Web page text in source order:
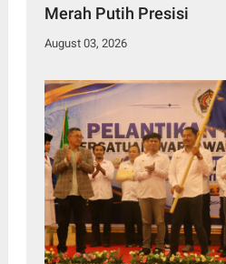
Merah Putih Presisi
August 03, 2026